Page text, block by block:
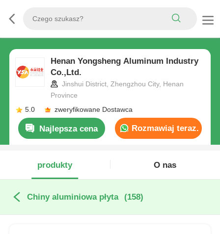
Henan Yongsheng Aluminum Industry
Co.,Ltd.
Jinshui District, Zhengzhou City, Henan
Province
5.0
zweryfikowane Dostawca
Najlepsza cena Rozmawiaj teraz.
produkty O nas
Chiny aluminiowa płyta (158)